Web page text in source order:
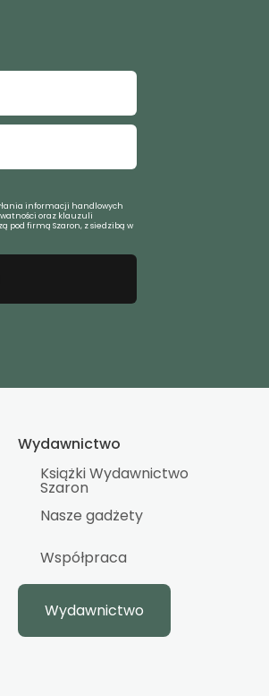
informacji handlowych
oraz klauzuli
pod firmą Szaron, z siedzibą w
Wydawnictwo
Książki Wydawnictwo
Szaron
Nasze gadżety
Współpraca
Wydawnictwo